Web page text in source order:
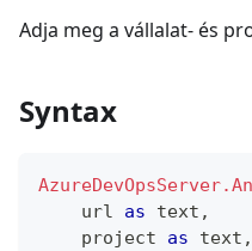
Adja meg a vállalat- és
Syntax
    url
as text ,
    project
as text ,